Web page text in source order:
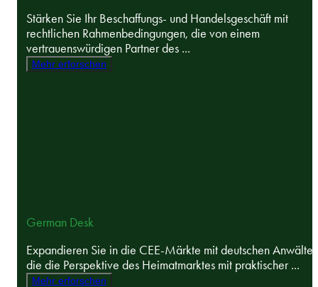
Stärken Sie Ihr Beschaffungs- und Handelsgeschäft mit
rechtlichen Rahmenbedingungen, die von einem
vertrauenswürdigen Partner des ...
Mehr erforschen
German Desk
Expandieren Sie in die CEE-Märkte mit deutschen
die die Perspektive des Heimatmarktes mit praktischer ...
Mehr erforschen